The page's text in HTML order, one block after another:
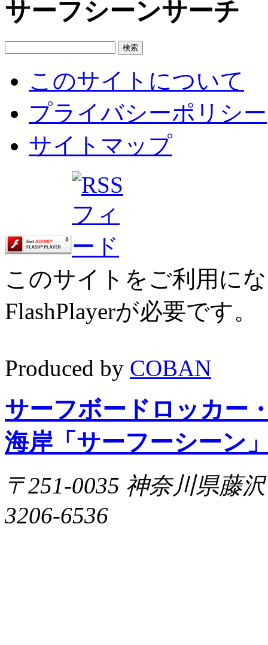
サーフシーンサーチ
このサイトについて
プライバシーポリシー
サイトマップ
このサイトをご利用に
FlashPlayerが必要です
Produced by COBAN
サーフボードロッカー
海岸「サーフーシーン
〒251-0035 神奈川県藤
3206-6536